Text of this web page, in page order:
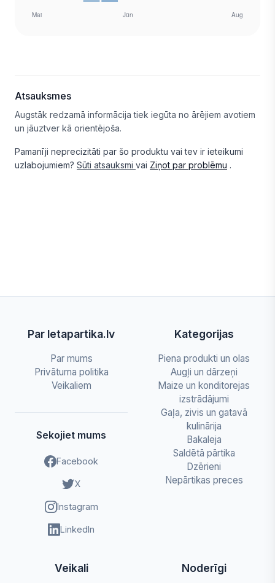
Atsauksmes
Augstāk redzamā informācija tiek iegūta no ārējiem avotiem
un jāuztver kā orientējoša.
Pamanīji neprecizitāti par šo produktu vai tev ir ieteikumi
uzlabojumiem? Sūti atsauksmi vai Ziņot par problēmu .
Par letapartika.lv
Par mums
Privātuma politika
Veikaliem
Sekojiet mums
Facebook
X
Instagram
LinkedIn
Kategorijas
Piena produkti un olas
Augļi un dārzeņi
Maize un konditorejas
izstrādājumi
Gaļa, zivis un gatavā
kulinārija
Bakaleja
Saldētā pārtika
Dzērieni
Nepārtikas preces
Veikali Noderīgi